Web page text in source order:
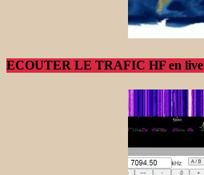
ECOUTER LE TRAFIC HF en live